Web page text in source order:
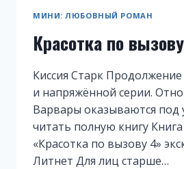
МИНИ: ЛЮБОВНЫЙ РОМАН
Красотка по
Киссия Старк
и напряжённой серии.
Варвары оказываются под
читать полную книгу
«Красотка по вызову 4»
Литнет Для лиц старше…